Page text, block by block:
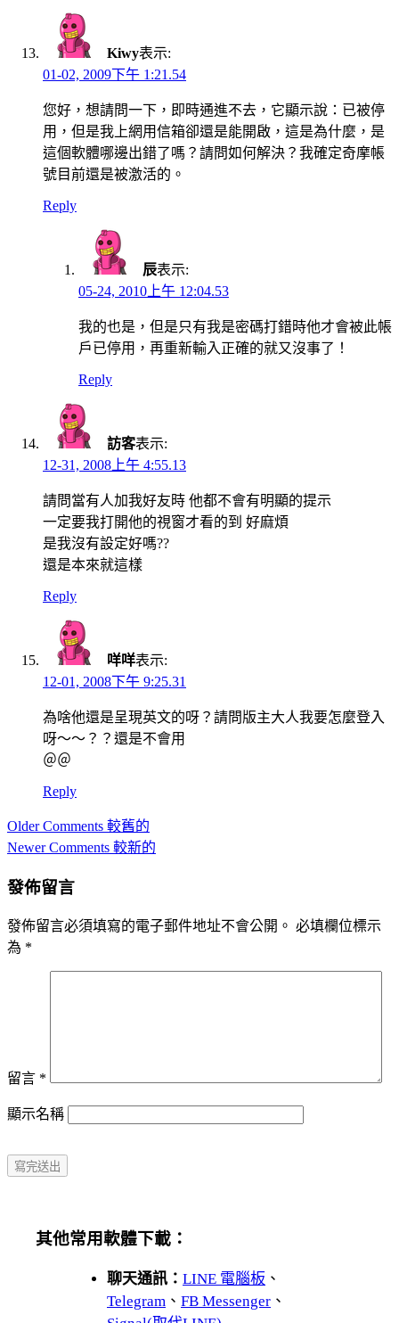
Kiwy表示:
01-02, 2009下午 1:21.54
您好，想請問一下，即時通進不去，它顯示說：已被停
用，但是我上網用信箱卻還是能開啟，這是為什麼，是
這個軟體哪邊出錯了嗎？請問如何解決？我確定奇摩帳
號目前還是被激活的。
Reply
辰表示:
05-24, 2010上午 12:04.53
我的也是，但是只有我是密碼打錯時他才會被此帳
戶已停用，再重新輸入正確的就又沒事了！
Reply
訪客表示:
12-31, 2008上午 4:55.13
請問當有人加我好友時 他都不會有明顯的提示
一定要我打開他的視窗才看的到 好麻煩
是我沒有設定好嗎??
還是本來就這樣
Reply
咩咩表示:
12-01, 2008下午 9:25.31
為啥他還是呈現英文的呀？請問版主大人我要怎麼登入
呀～～？？還是不會用
＠＠
Reply
Comment
navigation
Older Comments 較舊的
Newer Comments 較新的
發佈留言
發佈留言必須填寫的電子郵件地址不會公開。 必填欄位標示
為 *
留言 *
顯示名稱
其他常用軟體下載：
聊天通訊： LINE 電腦板 、
Telegram 、 FB Messenger 、